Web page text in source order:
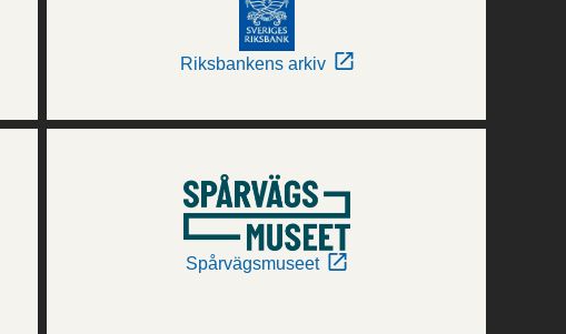
Riksbankens arkiv
Spårvägsmuseet